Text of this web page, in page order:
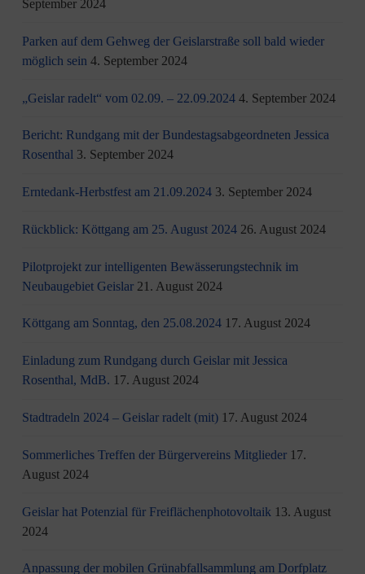
September 2024
Parken auf dem Gehweg der Geislarstraße soll bald wieder
möglich sein 4. September 2024
„Geislar radelt“ vom 02.09. – 22.09.2024 4. September 2024
Bericht: Rundgang mit der Bundestagsabgeordneten Jessica
Rosenthal 3. September 2024
Erntedank-Herbstfest am 21.09.2024 3. September 2024
Rückblick: Köttgang am 25. August 2024 26. August 2024
Pilotprojekt zur intelligenten Bewässerungstechnik im
Neubaugebiet Geislar 21. August 2024
Köttgang am Sonntag, den 25.08.2024 17. August 2024
Einladung zum Rundgang durch Geislar mit Jessica
Rosenthal, MdB. 17. August 2024
Stadtradeln 2024 – Geislar radelt (mit) 17. August 2024
Sommerliches Treffen der Bürgervereins Mitglieder 17.
August 2024
Geislar hat Potenzial für Freiflächenphotovoltaik 13. August
2024
Anpassung der mobilen Grünabfallsammlung am Dorfplatz